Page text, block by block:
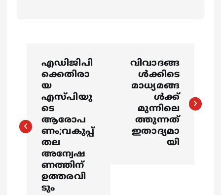
t
എഡിജിപി
ക്കെതിരാ
യ
എസ്‍പിയു
ടെ
ആരോപ
ണം;വകുപ്പ്
തല
അന്വേഷ
ണത്തിന്
ഉത്തരവി
ടും
വിവാദങ്ങ
ൾക്കിടെ
മാധ്യമങ്ങ
ൾക്ക്
മുന്നിലെ
ത്തുന്നത്
ഇതാദ്യമാ
യി